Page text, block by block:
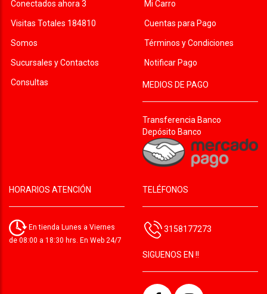
Conectados ahora 3
Visitas Totales 184810
Somos
Sucursales y Contactos
Consultas
Mi Carro
Cuentas para Pago
Términos y Condiciones
Notificar Pago
MEDIOS DE PAGO
Transferencia Banco
Depósito Banco
HORARIOS ATENCIÓN
En tienda Lunes a Viernes
de 08:00 a 18:30 hrs. En Web 24/7
TELÉFONOS
3158177273
SIGUENOS EN !!